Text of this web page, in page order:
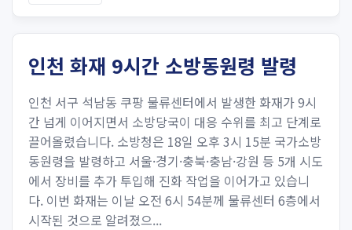
인천 화재 9시간 소방동원령 발령
인천 서구 석남동 쿠팡 물류센터에서 발생한 화재가 9시
간 넘게 이어지면서 소방당국이 대응 수위를 최고 단계로
끌어올렸습니다. 소방청은 18일 오후 3시 15분 국가소방
동원령을 발령하고 서울·경기·충북·충남·강원 등 5개 시도
에서 장비를 추가 투입해 진화 작업을 이어가고 있습니
다. 이번 화재는 이날 오전 6시 54분께 물류센터 6층에서
시작된 것으로 알려졌으...